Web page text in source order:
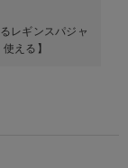
レギンスパジャ
える】